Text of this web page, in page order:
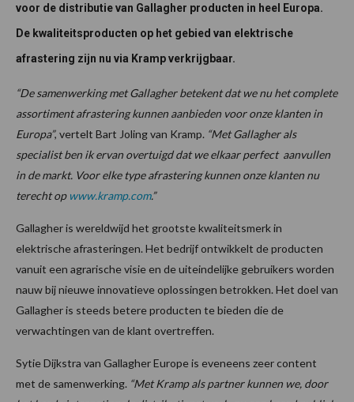
voor de distributie van Gallagher producten in heel Europa.
De kwaliteitsproducten op het gebied van elektrische
afrastering zijn nu via Kramp verkrijgbaar.
“De samenwerking met Gallagher betekent dat we nu het complete
assortiment afrastering kunnen aanbieden voor onze klanten in
Europa”, vertelt Bart Joling van Kramp. “Met Gallagher als
specialist ben ik ervan overtuigd dat we elkaar perfect aanvullen
in de markt. Voor elke type afrastering kunnen onze klanten nu
terecht op www.kramp.com.”
Gallagher is wereldwijd het grootste kwaliteitsmerk in
elektrische afrasteringen. Het bedrijf ontwikkelt de producten
vanuit een agrarische visie en de uiteindelijke gebruikers worden
nauw bij nieuwe innovatieve oplossingen betrokken. Het doel van
Gallagher is steeds betere producten te bieden die de
verwachtingen van de klant overtreffen.
Sytie Dijkstra van Gallagher Europe is eveneens zeer content
met de samenwerking. “Met Kramp als partner kunnen we, door